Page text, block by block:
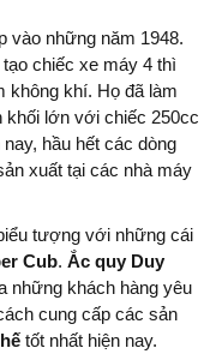
vào những năm 1948.
chiếc xe máy 4 thì
không khí. Họ đã làm
khối lớn với chiếc 250cc
hầu hết các dòng
xuất tại các nhà máy
tượng với những cái
Cub. Ắc quy Duy
những khách hàng yêu
cung cấp các sản
tốt nhất hiện nay.